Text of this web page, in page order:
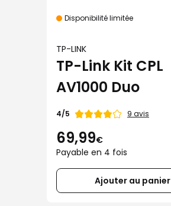
Disponibilité limitée
TP-LINK
TP-Link Kit CPL
AV1000 Duo
Note
4/5 9 avis
69,99€
Payable en 4 fois
Ajouter au panier